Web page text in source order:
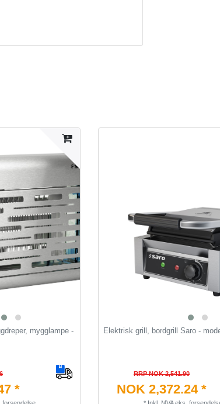
mygglampe -
*
Elektrisk grill, bordgrill Saro -
RRP NOK 2,541.90
NOK 2,372.24 *